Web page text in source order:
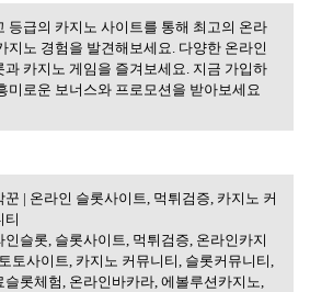
등급의 카지노 사이트를 통
고의 온라인
등급의 카지노 사이트를 통해 최고의 온라
지노 경험을 발견해보세요. 다양한 온라인
과 카지노 게임을 즐겨보세요. 지금 가입하
미로운 보너스와 프로모션을 받아보세요
| 온라인 슬롯사이트, 먹튀
, 카지노
꾼 | 온라인 슬롯사이트, 먹튀검증, 카지노 커
티
인슬롯, 슬롯사이트, 먹튀검증, 온라인카지
토사이트, 카지노 커뮤니티, 슬롯커뮤니티,
슬롯체험, 온라인바카라, 에볼루션카지노,